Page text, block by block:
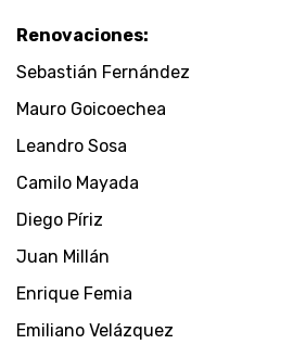
Renovaciones:
Sebastián Fernández
Mauro Goicoechea
Leandro Sosa
Camilo Mayada
Diego Píriz
Juan Millán
Enrique Femia
Emiliano Velázquez